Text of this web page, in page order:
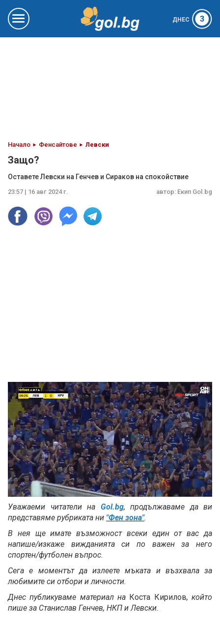
ДНЕС 3
Начало Фенсайтове Левски
Защо?
Оставете Левски на Генчев и Сираков на спокойствие
23:57 | 16 авг 2024 г. автор: Екип Gol.bg
Unmute Loaded :
90.59%
Уважаеми читатели на Gol.bg, продължаваме да ви
представяме рубриката ни "Фен зона".
В нея ще имате възможност всеки един от вас да
напише/изкаже вижданията си по важен за него
спортен/футболен въпрос.
Сега е моментът да излеете мъката и възхвала за
любимите си отбори и личности.
Днес публикуваме материал на Коста Кирилов, който
пише за Станислав Генчев, НКП и Левски.